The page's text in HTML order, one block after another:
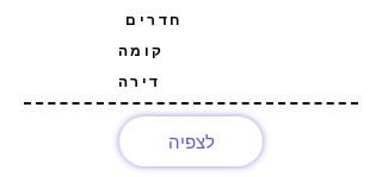
חדרים
קומה
דירה
לצפיה